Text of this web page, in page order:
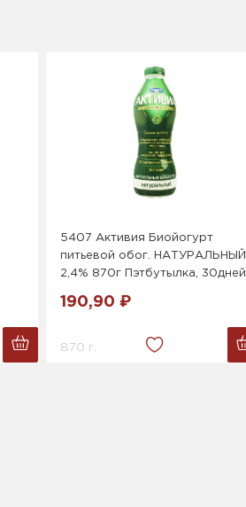
5407 Активия Биойогурт
питьевой обог. НАТУРАЛЬНЫЙ
2,4% 870г Пэтбутылка, 30дней
190,90 ₽
870 г.